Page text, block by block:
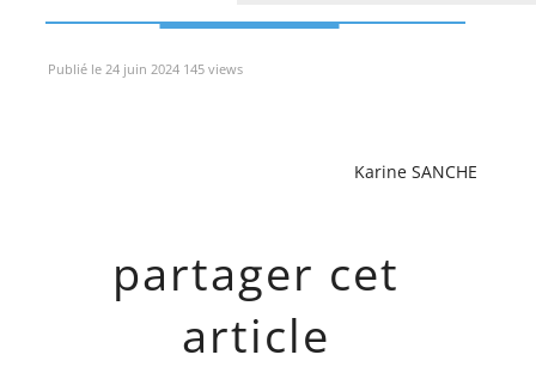
Publié le 24 juin 2024 145 views
Karine SANCHE
partager cet
article